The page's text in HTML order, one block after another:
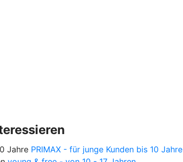
Jahre PRIMAX - für junge Kunden bis 10 Jahre